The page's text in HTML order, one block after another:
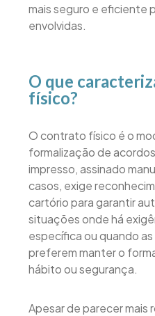
mais seguro e eficiente
envolvidas.
O que
físico?
O contrato físico é o
formalização de
impresso, assinado
casos, exige
cartório para garantir
situações onde há
específica ou quando
preferem manter o
hábito ou segurança.
Apesar de parecer